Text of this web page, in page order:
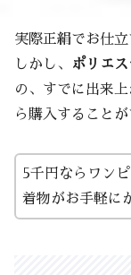
実際正絹でお仕
しかし、
ポリエ
の、すでに出来
ら購入することが
5千円ならワン
着物がお手軽に